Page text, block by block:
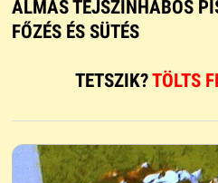
ALMÁS TEJSZÍNHABOS
FŐZÉS ÉS SÜTÉS
TETSZIK?TÖLTS